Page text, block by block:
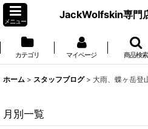
メニュー
JackWolfskin専門
カテゴリ マイページ 商品検索
ホーム > スタッフブログ > 大雨、蝶ヶ岳登
月別一覧